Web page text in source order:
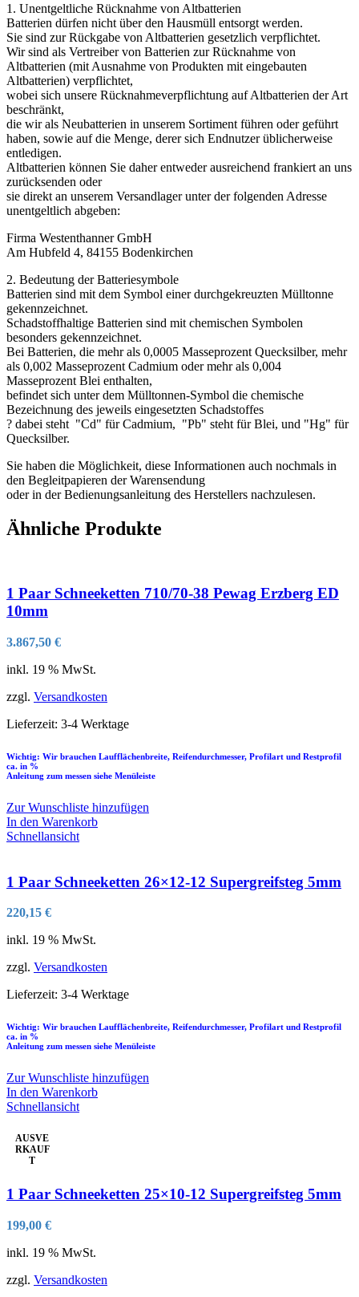
1. Unentgeltliche Rücknahme von Altbatterien
Batterien dürfen nicht über den Hausmüll entsorgt werden.
Sie sind zur Rückgabe von Altbatterien gesetzlich verpflichtet.
Wir sind als Vertreiber von Batterien zur Rücknahme von
Altbatterien (mit Ausnahme von Produkten mit eingebauten
Altbatterien) verpflichtet,
wobei sich unsere Rücknahmeverpflichtung auf Altbatterien der Art
beschränkt,
die wir als Neubatterien in unserem Sortiment führen oder geführt
haben, sowie auf die Menge, derer sich Endnutzer üblicherweise
entledigen.
Altbatterien können Sie daher entweder ausreichend frankiert an uns
zurücksenden oder
sie direkt an unserem Versandlager unter der folgenden Adresse
unentgeltlich abgeben:
Firma Westenthanner GmbH
Am Hubfeld 4, 84155 Bodenkirchen
2. Bedeutung der Batteriesymbole
Batterien sind mit dem Symbol einer durchgekreuzten Mülltonne
gekennzeichnet.
Schadstoffhaltige Batterien sind mit chemischen Symbolen
besonders gekennzeichnet.
Bei Batterien, die mehr als 0,0005 Masseprozent Quecksilber, mehr
als 0,002 Masseprozent Cadmium oder mehr als 0,004
Masseprozent Blei enthalten,
befindet sich unter dem Mülltonnen-Symbol die chemische
Bezeichnung des jeweils eingesetzten Schadstoffes
? dabei steht "Cd" für Cadmium, "Pb" steht für Blei, und "Hg" für
Quecksilber.
Sie haben die Möglichkeit, diese Informationen auch nochmals in
den Begleitpapieren der Warensendung
oder in der Bedienungsanleitung des Herstellers nachzulesen.
Ähnliche Produkte
1 Paar Schneeketten 710/70-38 Pewag Erzberg ED
10mm
3.867,50 €
inkl. 19 % MwSt.
zzgl. Versandkosten
Lieferzeit: 3-4 Werktage
Wichtig: Wir brauchen Laufflächenbreite, Reifendurchmesser, Profilart und Restprofil
ca. in %
Anleitung zum messen siehe Menüleiste
Zur Wunschliste hinzufügen
In den Warenkorb
Schnellansicht
1 Paar Schneeketten 26×12-12 Supergreifsteg 5mm
220,15 €
inkl. 19 % MwSt.
zzgl. Versandkosten
Lieferzeit: 3-4 Werktage
Wichtig: Wir brauchen Laufflächenbreite, Reifendurchmesser, Profilart und Restprofil
ca. in %
Anleitung zum messen siehe Menüleiste
Zur Wunschliste hinzufügen
In den Warenkorb
Schnellansicht
AUSVE
RKAUF
T
1 Paar Schneeketten 25×10-12 Supergreifsteg 5mm
199,00 €
inkl. 19 % MwSt.
zzgl. Versandkosten